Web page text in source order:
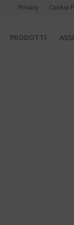
Privacy Cookie
PRODOTTI